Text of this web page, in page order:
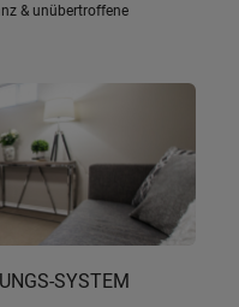
& unübertroffene
SYSTEM